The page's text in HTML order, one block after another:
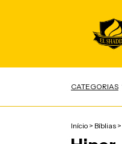
CATEGORIAS
Início > Bíblias >